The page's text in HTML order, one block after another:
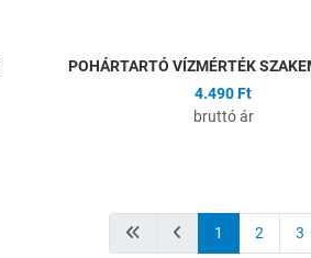
POHÁRTARTÓ VÍZMÉRTÉK
4.490 Ft
bruttó ár
1 2 3